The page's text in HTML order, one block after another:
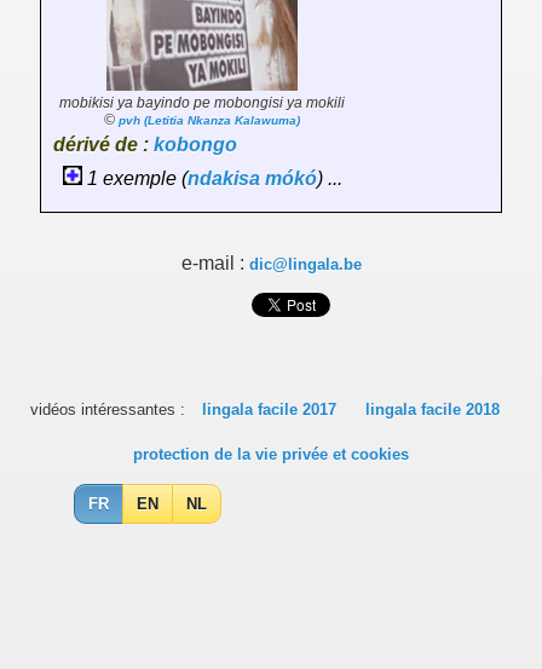
mobikisi ya bayindo pe mobongisi ya mokili
© pvh (Letitia Nkanza Kalawuma)
dérivé de : kobongo
1 exemple (ndakisa mókó) ...
e-mail : dic@lingala.be
vidéos intéressantes : lingala facile 2017 lingala facile 2018
protection de la vie privée et cookies
FR EN NL